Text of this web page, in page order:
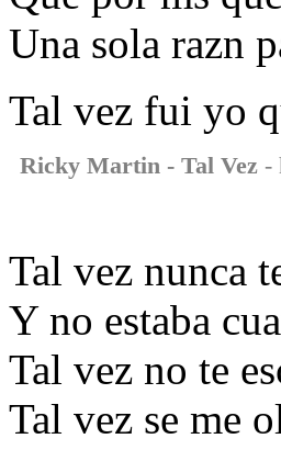
Una sola razn
Tal vez fui yo
Ricky Martin - Tal Vez -
Tal vez nunca
Y no estaba
Tal vez no te
Tal vez se me